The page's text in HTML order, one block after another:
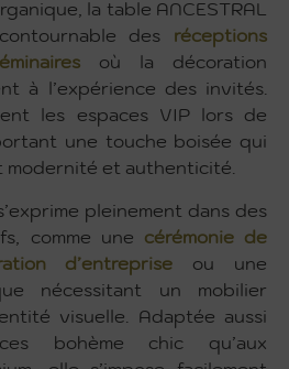
la table ANCESTRAL
des réceptions
où la décoration
à l’expérience des invités.
les espaces VIP lors de
une touche boisée qui
modernité et authenticité.
pleinement dans des
comme une cérémonie de
d’entreprise ou une
nécessitant un mobilier
visuelle. Adaptée aussi
bohème chic qu’aux